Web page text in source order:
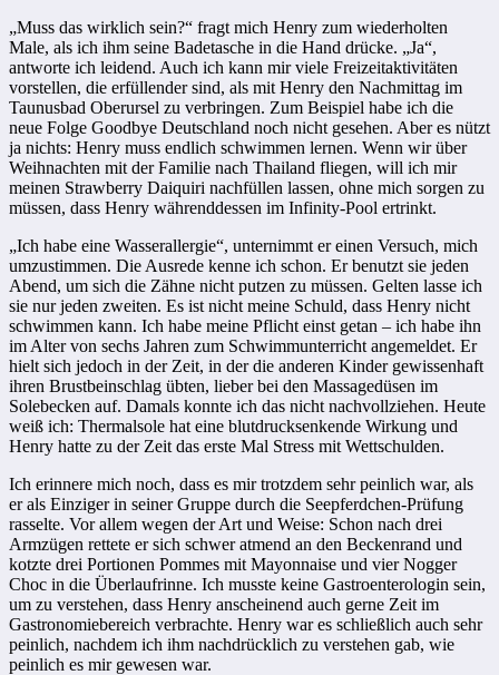
„Muss das wirklich sein?“ fragt mich Henry zum wiederholten
Male, als ich ihm seine Badetasche in die Hand drücke. „Ja“,
antworte ich leidend. Auch ich kann mir viele Freizeitaktivitäten
vorstellen, die erfüllender sind, als mit Henry den Nachmittag im
Taunusbad Oberursel zu verbringen. Zum Beispiel habe ich die
neue Folge Goodbye Deutschland noch nicht gesehen. Aber es nützt
ja nichts: Henry muss endlich schwimmen lernen. Wenn wir über
Weihnachten mit der Familie nach Thailand fliegen, will ich mir
meinen Strawberry Daiquiri nachfüllen lassen, ohne mich sorgen zu
müssen, dass Henry währenddessen im Infinity-Pool ertrinkt.
„Ich habe eine Wasserallergie“, unternimmt er einen Versuch, mich
umzustimmen. Die Ausrede kenne ich schon. Er benutzt sie jeden
Abend, um sich die Zähne nicht putzen zu müssen. Gelten lasse ich
sie nur jeden zweiten. Es ist nicht meine Schuld, dass Henry nicht
schwimmen kann. Ich habe meine Pflicht einst getan – ich habe ihn
im Alter von sechs Jahren zum Schwimmunterricht angemeldet. Er
hielt sich jedoch in der Zeit, in der die anderen Kinder gewissenhaft
ihren Brustbeinschlag übten, lieber bei den Massagedüsen im
Solebecken auf. Damals konnte ich das nicht nachvollziehen. Heute
weiß ich: Thermalsole hat eine blutdrucksenkende Wirkung und
Henry hatte zu der Zeit das erste Mal Stress mit Wettschulden.
Ich erinnere mich noch, dass es mir trotzdem sehr peinlich war, als
er als Einziger in seiner Gruppe durch die Seepferdchen-Prüfung
rasselte. Vor allem wegen der Art und Weise: Schon nach drei
Armzügen rettete er sich schwer atmend an den Beckenrand und
kotzte drei Portionen Pommes mit Mayonnaise und vier Nogger
Choc in die Überlaufrinne. Ich musste keine Gastroenterologin sein,
um zu verstehen, dass Henry anscheinend auch gerne Zeit im
Gastronomiebereich verbrachte. Henry war es schließlich auch sehr
peinlich, nachdem ich ihm nachdrücklich zu verstehen gab, wie
peinlich es mir gewesen war.